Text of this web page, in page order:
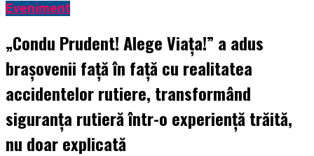
Eveniment
„Condu Prudent! Alege Viața!” a adus
brașovenii față în față cu realitatea
accidentelor rutiere, transformând
siguranța rutieră într-o experiență trăită,
nu doar explicată